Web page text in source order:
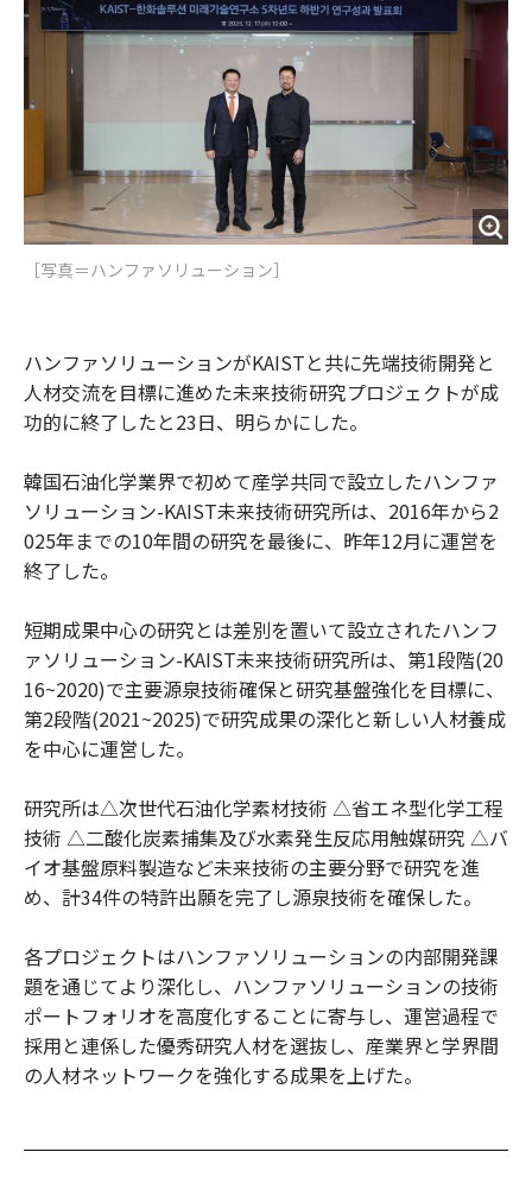
［写真＝ハンファソリューション］
ハンファソリューションがKAISTと共に先端技術開発と
人材交流を目標に進めた未来技術研究プロジェクトが成
功的に終了したと23日、明らかにした。
韓国石油化学業界で初めて産学共同で設立したハンファ
ソリューション-KAIST未来技術研究所は、2016年から2
025年までの10年間の研究を最後に、昨年12月に運営を
終了した。
短期成果中心の研究とは差別を置いて設立されたハンフ
ァソリューション-KAIST未来技術研究所は、第1段階(20
16~2020)で主要源泉技術確保と研究基盤強化を目標に、
第2段階(2021~2025)で研究成果の深化と新しい人材養成
を中心に運営した。
研究所は△次世代石油化学素材技術 △省エネ型化学工程
技術 △二酸化炭素捕集及び水素発生反応用触媒研究 △バ
イオ基盤原料製造など未来技術の主要分野で研究を進
め、計34件の特許出願を完了し源泉技術を確保した。
各プロジェクトはハンファソリューションの内部開発課
題を通じてより深化し、ハンファソリューションの技術
ポートフォリオを高度化することに寄与し、運営過程で
採用と連係した優秀研究人材を選抜し、産業界と学界間
の人材ネットワークを強化する成果を上げた。